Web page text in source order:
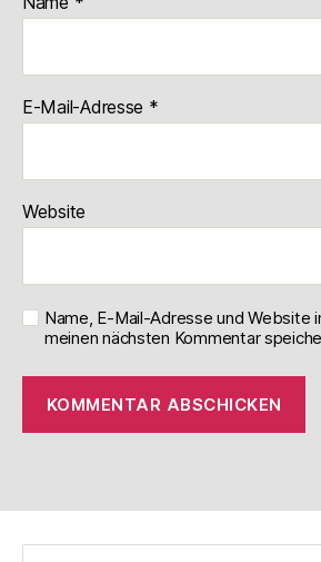
E-Mail-Adresse *
Website
Name, E-Mail-Adresse und Website
meinen nächsten Kommentar